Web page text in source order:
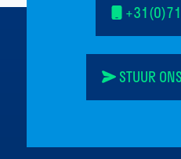
STUUR